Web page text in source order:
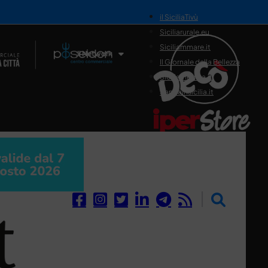
Il Network
il SiciliaTivù
Siciliarurale.eu
Siciliammare.it
Il Giornale della Bellezza
Siciliamedica.it
Sanitainsicilia.it